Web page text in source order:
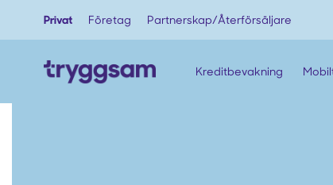
Privat Företag Partnerskap/Återförsäljare
Kreditbevakning